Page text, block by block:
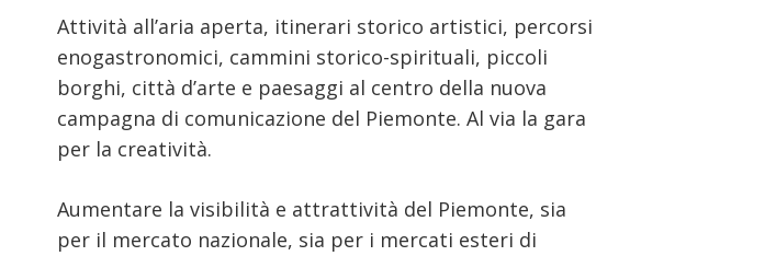
Attività all’aria aperta, itinerari storico artistici, percorsi
enogastronomici, cammini storico-spirituali, piccoli
borghi, città d’arte e paesaggi al centro della nuova
campagna di comunicazione del Piemonte. Al via la gara
per la creatività.
Aumentare la visibilità e attrattività del Piemonte, sia
per il mercato nazionale, sia per i mercati esteri di